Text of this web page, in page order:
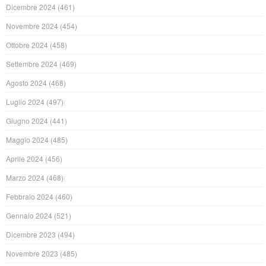
Dicembre 2024 (461)
Novembre 2024 (454)
Ottobre 2024 (458)
Settembre 2024 (469)
Agosto 2024 (468)
Luglio 2024 (497)
Giugno 2024 (441)
Maggio 2024 (485)
Aprile 2024 (456)
Marzo 2024 (468)
Febbraio 2024 (460)
Gennaio 2024 (521)
Dicembre 2023 (494)
Novembre 2023 (485)